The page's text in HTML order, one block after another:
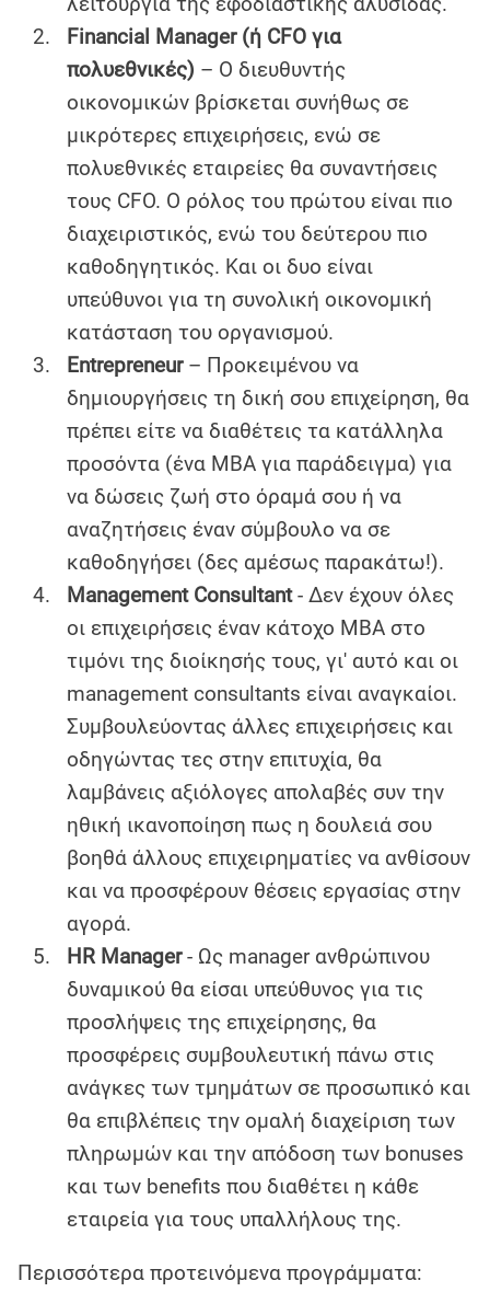
Financial Manager (ή CFO για
πολυεθνικές) – Ο διευθυντής
οικονομικών βρίσκεται συνήθως σε
μικρότερες επιχειρήσεις, ενώ σε
πολυεθνικές εταιρείες θα συναντήσεις
τους CFO. Ο ρόλος του πρώτου είναι πιο
διαχειριστικός, ενώ του δεύτερου πιο
καθοδηγητικός. Και οι δυο είναι
υπεύθυνοι για τη συνολική οικονομική
κατάσταση του οργανισμού.
Entrepreneur– Προκειμένου να
δημιουργήσεις τη δική σου επιχείρηση, θα
πρέπει είτε να διαθέτεις τα κατάλληλα
προσόντα (ένα MBA για παράδειγμα) για
να δώσεις ζωή στο όραμά σου ή να
αναζητήσεις έναν σύμβουλο να σε
καθοδηγήσει (δες αμέσως παρακάτω!).
Management Consultant- Δεν έχουν όλες
οι επιχειρήσεις έναν κάτοχο MBA στο
τιμόνι της διοίκησής τους, γι' αυτό και οι
management consultants είναι αναγκαίοι.
Συμβουλεύοντας άλλες επιχειρήσεις και
οδηγώντας τες στην επιτυχία, θα
λαμβάνεις αξιόλογες απολαβές συν την
ηθική ικανοποίηση πως η δουλειά σου
βοηθά άλλους επιχειρηματίες να ανθίσουν
και να προσφέρουν θέσεις εργασίας στην
αγορά.
HR Manager- Ως manager ανθρώπινου
δυναμικού θα είσαι υπεύθυνος για τις
προσλήψεις της επιχείρησης, θα
προσφέρεις συμβουλευτική πάνω στις
ανάγκες των τμημάτων σε προσωπικό και
θα επιβλέπεις την ομαλή διαχείριση των
πληρωμών και την απόδοση των bonuses
και των benefits που διαθέτει η κάθε
εταιρεία για τους υπαλλήλους της.
Περισσότερα προτεινόμενα προγράμματα: